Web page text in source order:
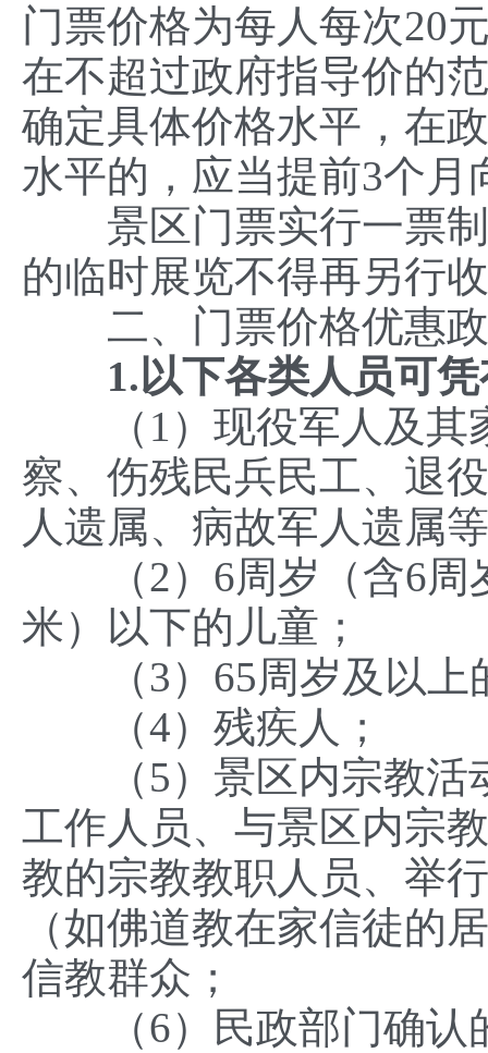
门票价格为每人每次20
在不超过政府指导价的
确定具体价格水平，在
水平的，应当提前3个
景区门票实行一票制
的临时展览不得再另行
二、门票价格优惠
1.以下各类人员可
（1）现役军人及其
察、伤残民兵民工、退
人遗属、病故军人遗属
（2）6周岁（含6周
米）以下的儿童；
（3）65周岁及以上
（4）残疾人；
（5）景区内宗教活
工作人员、与景区内宗
教的宗教教职人员、举
（如佛道教在家信徒的
信教群众；
（6）民政部门确认